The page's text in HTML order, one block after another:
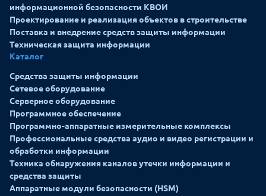
информационной безопасности КВОИ
Проектирование и реализация объектов в строительстве
Поставка и внедрение средств защиты информации
Техническая защита информации
Каталог
Средства защиты информации
Сетевое оборудование
Серверное оборудование
Программное обеспечение
Программно-аппаратные измерительные комплексы
Профессиональные средства аудио и видео регистрации и
обработки информации
Техника обнаружения каналов утечки информации и
средства защиты
Аппаратные модули безопасности (HSM)